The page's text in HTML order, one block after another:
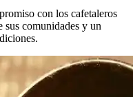
con los cafetaleros
sus comunidades y un